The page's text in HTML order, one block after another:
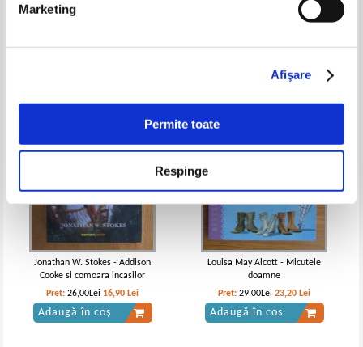
Marketing
Afişare
Permite toate
Respinge
furnici si copii mai mici
Lei
Jonathan W. Stokes - Addison
Cooke si comoara incasilor
Pret:26,00Lei 16,90 Lei
Adaugă în coș
Louisa May Alcott - Micutele
doamne
Pret:29,00Lei 23,20 Lei
Adaugă în coș